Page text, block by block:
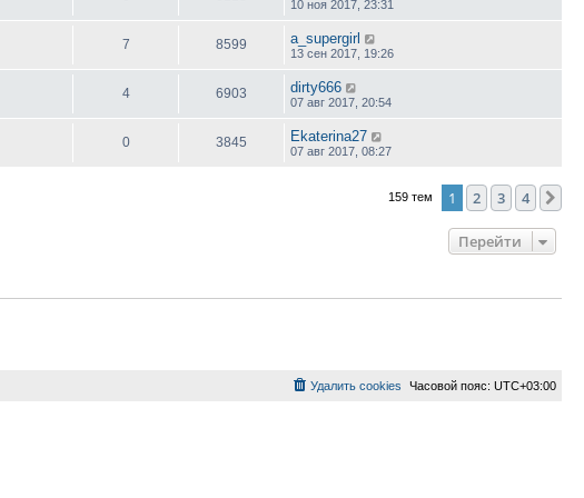
10 ноя 2017, 23:31
7 8599 a_supergirl
13 сен 2017, 19:26
4 6903 dirty666
07 авг 2017, 20:54
0 3845 Ekaterina27
07 авг 2017, 08:27
159 тем 1 2 3 4
Перейти
Часовой пояс: UTC+03:00
Удалить cookies